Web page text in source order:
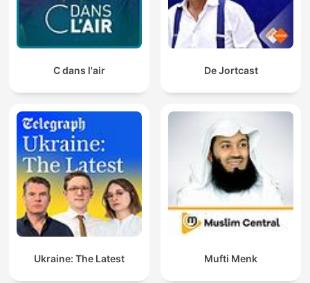
C dans l'air De Jortcast
Ukraine: The Latest Mufti Menk